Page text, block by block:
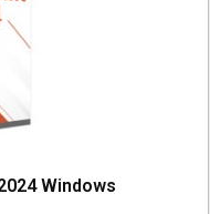
Windows